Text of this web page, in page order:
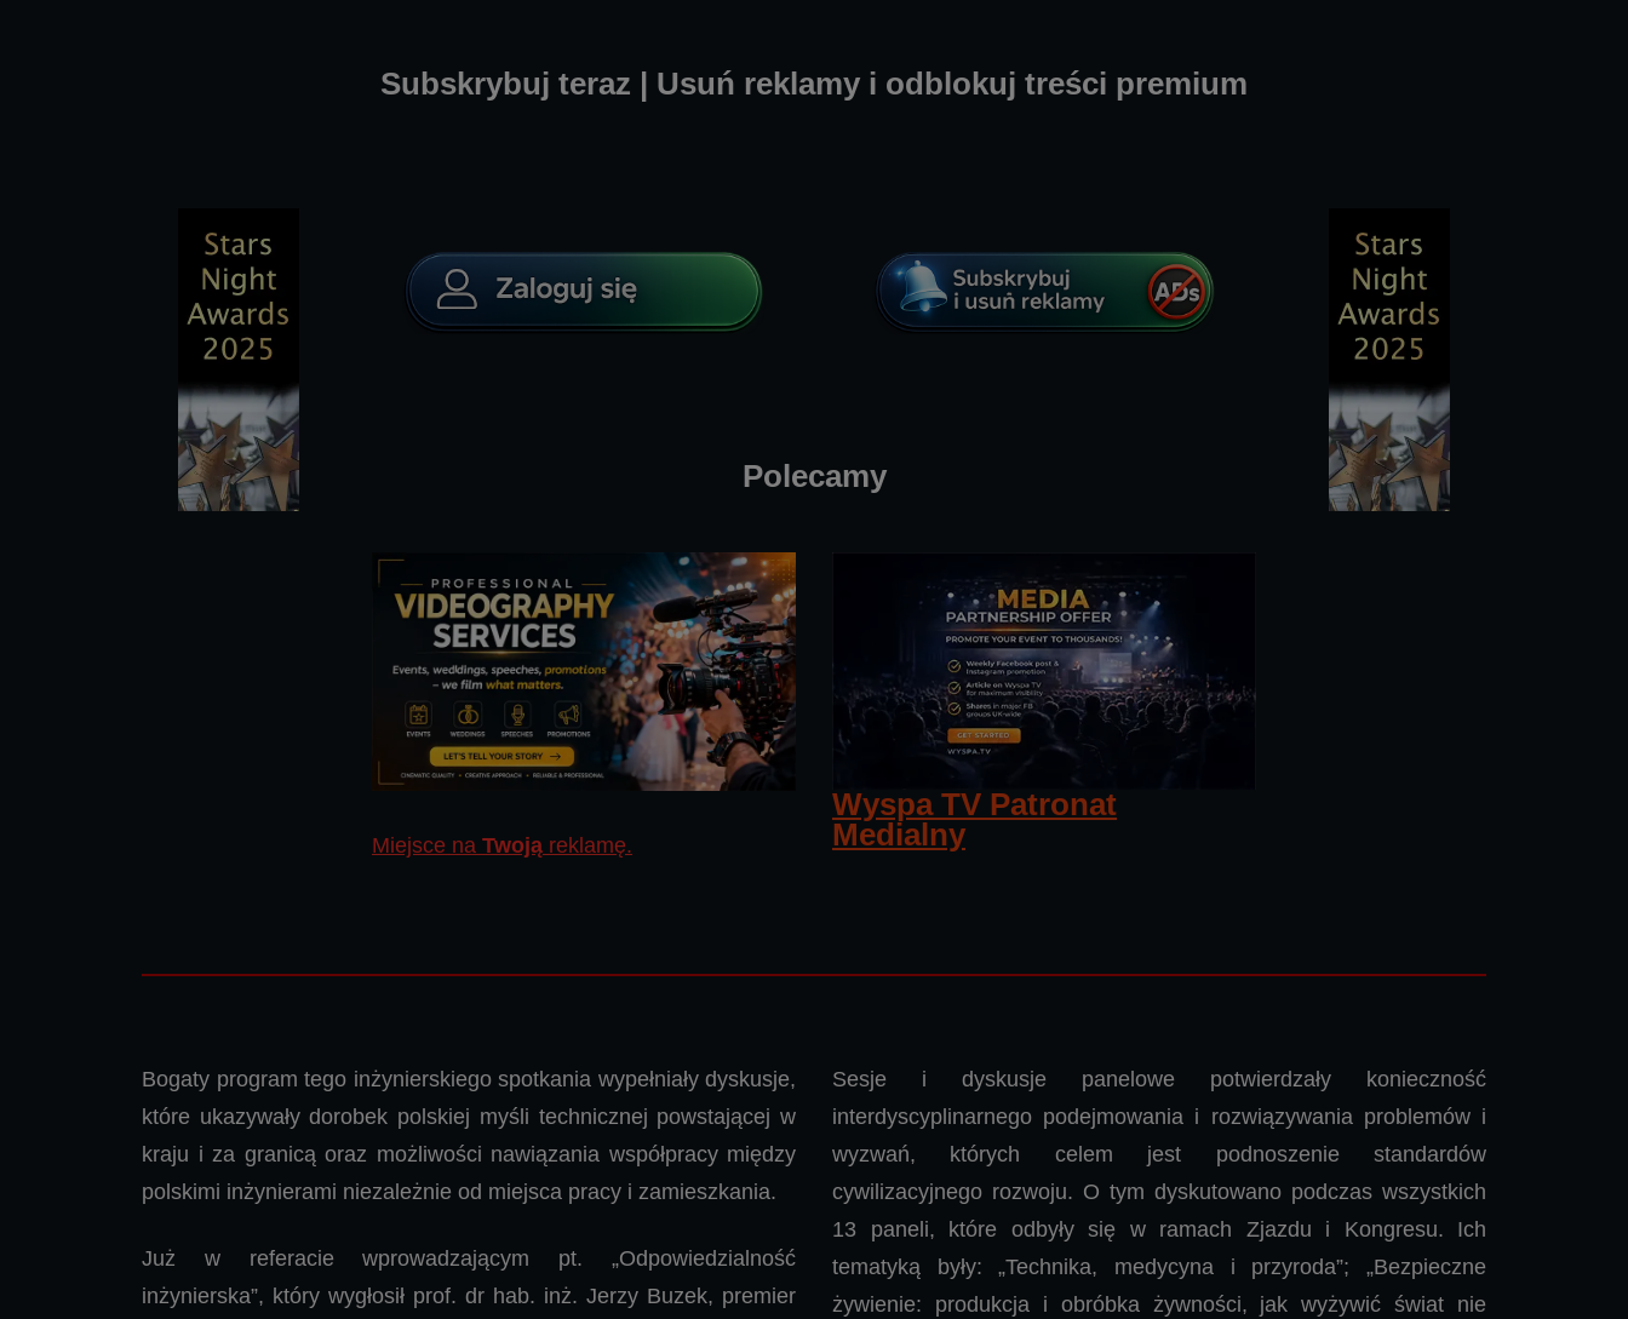
Subskrybuj teraz | Usuń reklamy i odblokuj treści premium
Polecamy
Miejsce na Twoją reklamę.
Wyspa TV Patronat
Medialny
Bogaty program tego inżynierskiego spotkania wypełniały dyskusje,
które ukazywały dorobek polskiej myśli technicznej powstającej w
kraju i za granicą oraz możliwości nawiązania współpracy między
polskimi inżynierami niezależnie od miejsca pracy i zamieszkania.
Już w referacie wprowadzającym pt. „Odpowiedzialność
inżynierska”, który wygłosił prof. dr hab. inż. Jerzy Buzek, premier
Sesje i dyskusje panelowe potwierdzały konieczność
interdyscyplinarnego podejmowania i rozwiązywania problemów i
wyzwań, których celem jest podnoszenie standardów
cywilizacyjnego rozwoju. O tym dyskutowano podczas wszystkich
13 paneli, które odbyły się w ramach Zjazdu i Kongresu. Ich
tematyką były: „Technika, medycyna i przyroda”; „Bezpieczne
żywienie: produkcja i obróbka żywności, jak wyżywić świat nie